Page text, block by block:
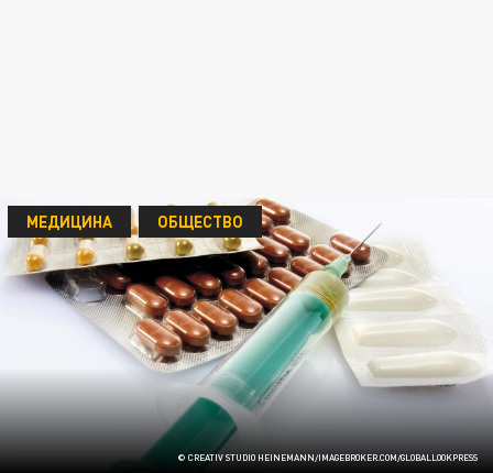
© CREATIV STUDIO HEINEMANN/IMAGEBROKER.COM/GLOBALLOOKPRESS
МЕДИЦИНА ОБЩЕСТВО